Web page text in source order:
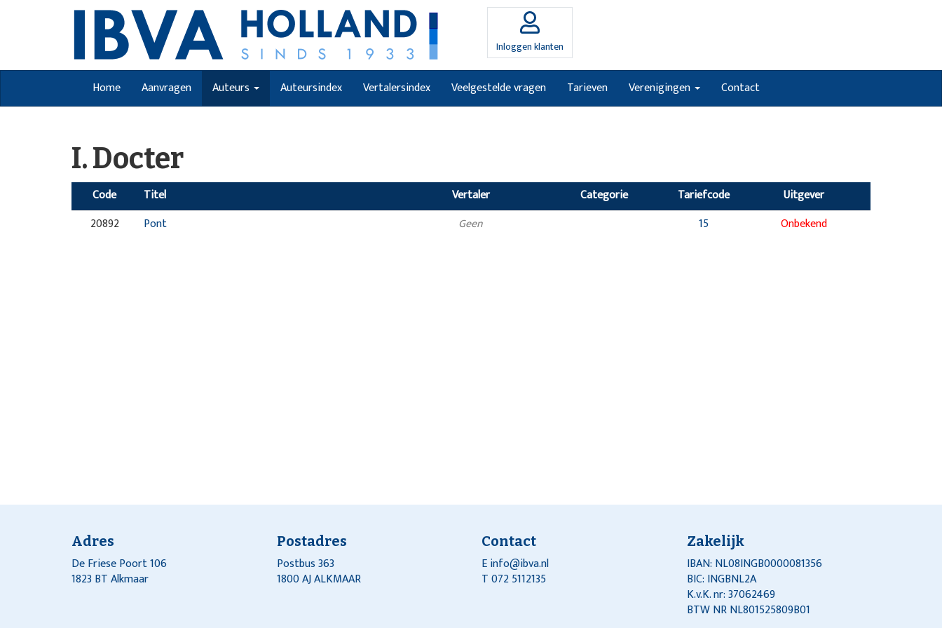
Inloggen klanten
Home Aanvragen Auteurs Auteursindex Vertalersindex Veelgestelde vragen Tarieven Verenigingen Contact
I. Docter
Code Titel Vertaler Categorie Tariefcode
Uitgever
20892
Pont Geen 15 Onbekend
Adres
De Friese Poort 106
1823 BT Alkmaar
Postadres
Postbus 363
1800 AJ ALKMAAR
Contact
Einfo@ibva.nl
T 072 5112135
Zakelijk
IBAN: NL08INGB0000081356
BIC: INGBNL2A
K.v.K. nr: 37062469
BTW NR NL801525809B01